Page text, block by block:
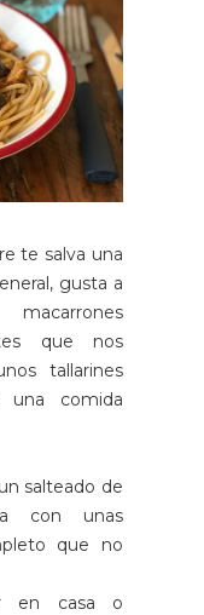
te salva una
gusta a
que nos
tallarines
una comida
salteado de
con unas
que no
en casa o